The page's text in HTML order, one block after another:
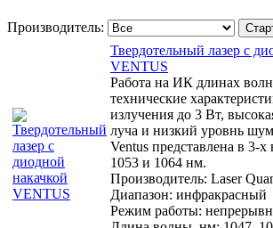
Производитель:
Твердотельный лазер с
VENTUS
Работа на ИК длинах
технические
излучения до 3 Вт,
луча и низкий уровнь
Ventus представлена в 3-х
1053 и 1064 нм.
Производитель: Laser
Диапазон: инфракрасный
Режим работы: